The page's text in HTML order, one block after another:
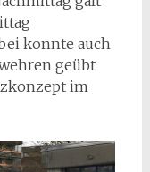
konnte auch
geübt
im